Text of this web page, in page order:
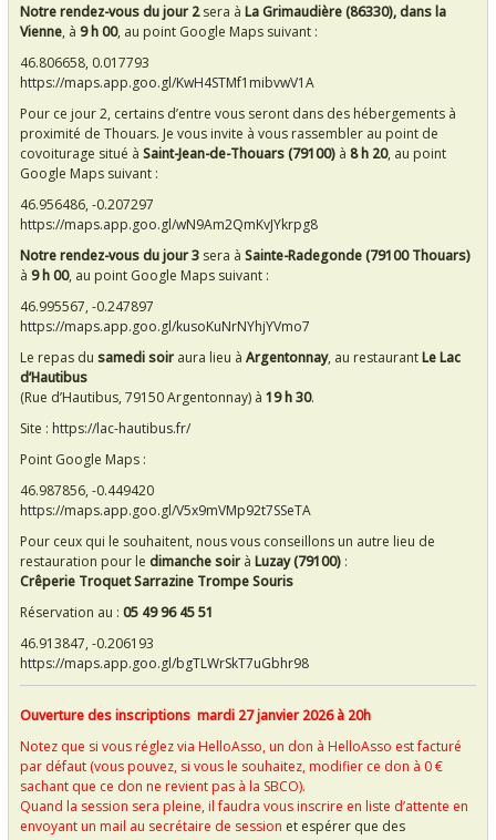
Notre rendez-vous du jour 2sera à La Grimaudière (86330), dans la
Vienne, à 9 h 00, au point Google Maps suivant :
46.806658, 0.017793
https://maps.app.goo.gl/KwH4STMf1mibvwV1A
Pour ce jour 2, certains d’entre vous seront dans des hébergements à
proximité de Thouars. Je vous invite à vous rassembler au point de
covoiturage situé à Saint-Jean-de-Thouars (79100)à 8 h 20, au point
Google Maps suivant :
46.956486, -0.207297
https://maps.app.goo.gl/wN9Am2QmKvJYkrpg8
Notre rendez-vous du jour 3sera à Sainte-Radegonde (79100 Thouars)
à 9 h 00, au point Google Maps suivant :
46.995567, -0.247897
https://maps.app.goo.gl/kusoKuNrNYhjYVmo7
Le repas du samedi soiraura lieu à Argentonnay, au restaurantLe Lac
d’Hautibus
(Rue d’Hautibus, 79150 Argentonnay) à 19 h 30.
Site : https://lac-hautibus.fr/
Point Google Maps :
46.987856, -0.449420
https://maps.app.goo.gl/V5x9mVMp92t7SSeTA
Pour ceux qui le souhaitent, nous vous conseillons un autre lieu de
restauration pour le dimanche soirà Luzay (79100):
Crêperie Troquet Sarrazine Trompe Souris
Réservation au : 05 49 96 45 51
46.913847, -0.206193
https://maps.app.goo.gl/bgTLWrSkT7uGbhr98
Ouverture des inscriptions mardi 27 janvier 2026 à 20h
Notez que si vous réglez via HelloAsso, un don à HelloAsso est facturé
par défaut (vous pouvez, si vous le souhaitez, modifier ce don à 0 €
sachant que ce don ne revient pas à la SBCO).
Quand la session sera pleine, il faudra vous inscrire en liste d’attente en
envoyant un mail au secrétaire de session et espérer que des